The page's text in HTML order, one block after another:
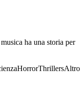
ha una storia per
HorrorThrillersAltro